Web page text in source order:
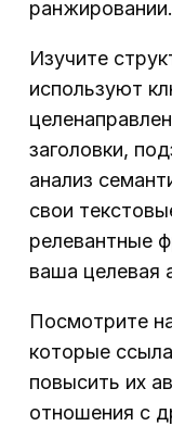
ранжировании.
Изучите
используют
заголовки,
анализ
свои
релевантные
ваша целевая
Посмотрите
которые
повысить их
отношения с